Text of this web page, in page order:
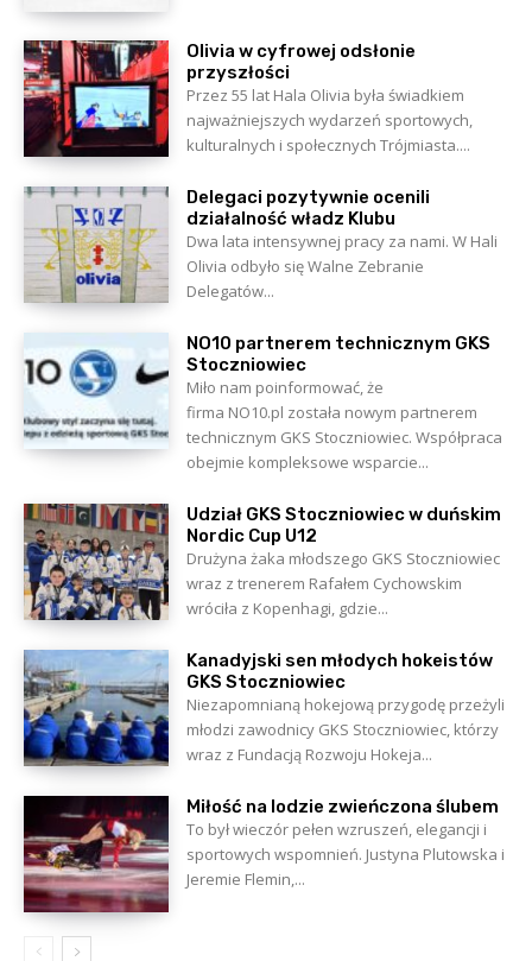
Olivia w cyfrowej odsłonie
przyszłości
Przez 55 lat Hala Olivia była świadkiem
najważniejszych wydarzeń sportowych,
kulturalnych i społecznych Trójmiasta....
Delegaci pozytywnie ocenili
działalność władz Klubu
Dwa lata intensywnej pracy za nami. W Hali
Olivia odbyło się Walne Zebranie
Delegatów...
NO10 partnerem technicznym GKS
Stoczniowiec
Miło nam poinformować, że
firma NO10.pl została nowym partnerem
technicznym GKS Stoczniowiec. Współpraca
obejmie kompleksowe wsparcie...
Udział GKS Stoczniowiec w duńskim
Nordic Cup U12
Drużyna żaka młodszego GKS Stoczniowiec
wraz z trenerem Rafałem Cychowskim
wróciła z Kopenhagi, gdzie...
Kanadyjski sen młodych hokeistów
GKS Stoczniowiec
Niezapomnianą hokejową przygodę przeżyli
młodzi zawodnicy GKS Stoczniowiec, którzy
wraz z Fundacją Rozwoju Hokeja...
Miłość na lodzie zwieńczona ślubem
To był wieczór pełen wzruszeń, elegancji i
sportowych wspomnień. Justyna Plutowska i
Jeremie Flemin,...